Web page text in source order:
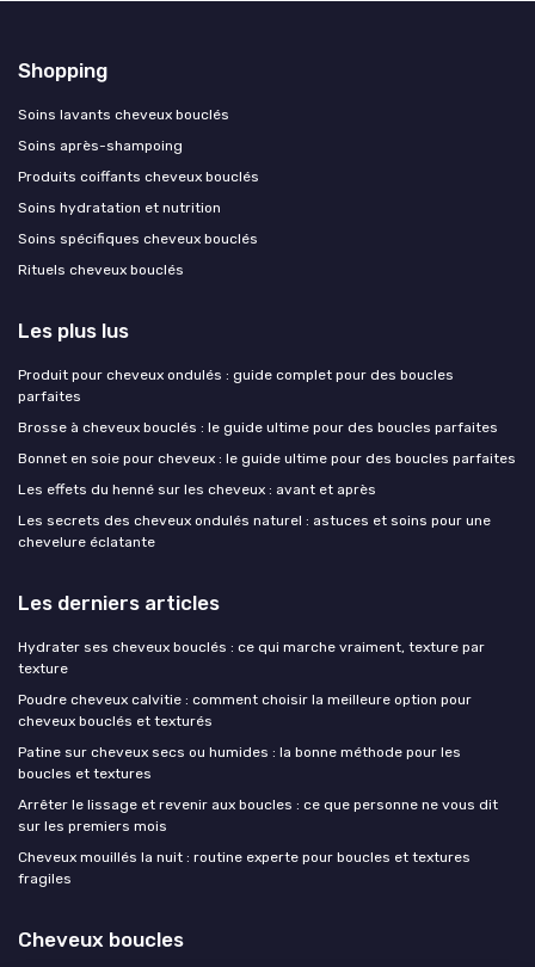
Shopping
Soins lavants cheveux bouclés
Soins après-shampoing
Produits coiffants cheveux bouclés
Soins hydratation et nutrition
Soins spécifiques cheveux bouclés
Rituels cheveux bouclés
Les plus lus
Produit pour cheveux ondulés : guide complet pour des boucles
parfaites
Brosse à cheveux bouclés : le guide ultime pour des boucles parfaites
Bonnet en soie pour cheveux : le guide ultime pour des boucles parfaites
Les effets du henné sur les cheveux : avant et après
Les secrets des cheveux ondulés naturel : astuces et soins pour une
chevelure éclatante
Les derniers articles
Hydrater ses cheveux bouclés : ce qui marche vraiment, texture par
texture
Poudre cheveux calvitie : comment choisir la meilleure option pour
cheveux bouclés et texturés
Patine sur cheveux secs ou humides : la bonne méthode pour les
boucles et textures
Arrêter le lissage et revenir aux boucles : ce que personne ne vous dit
sur les premiers mois
Cheveux mouillés la nuit : routine experte pour boucles et textures
fragiles
Cheveux boucles